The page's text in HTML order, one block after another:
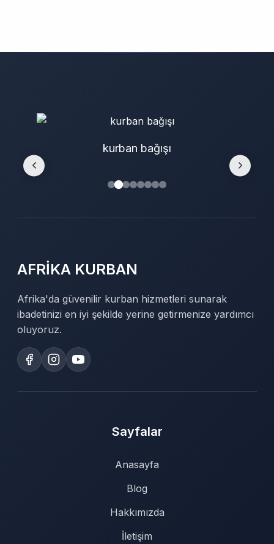
kurban bağışı
AFRİKA KURBAN
Afrika'da güvenilir kurban hizmetleri sunarak
ibadetinizi en iyi şekilde yerine getirmenize yardımcı
oluyoruz.
Sayfalar
Anasayfa
Blog
Hakkımızda
İletişim